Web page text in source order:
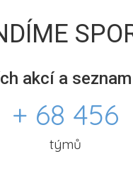
akcí a
+ 68 456
týmů